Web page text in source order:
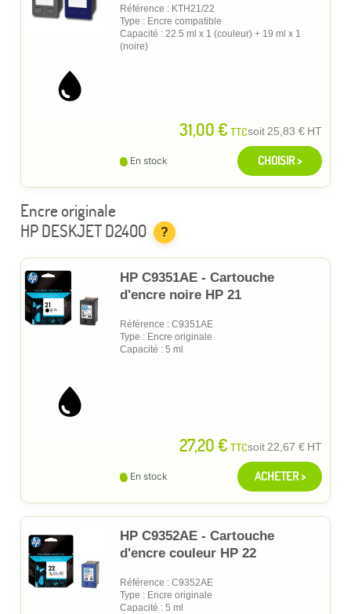
Référence : KTH21/22
Type : Encre compatible
Capacité : 22.5 ml x 1 (couleur) + 19 ml x 1
(noire)
31,00 € TTCsoit25,83 € HT
En stock CHOISIR >
Encre originale
HP DESKJET D2400
?
HP C9351AE - Cartouche
d'encre noire HP 21
Référence : C9351AE
Type : Encre originale
Capacité : 5 ml
27,20 € TTCsoit22,67 € HT
En stock ACHETER >
HP C9352AE - Cartouche
d'encre couleur HP 22
Référence : C9352AE
Type : Encre originale
Capacité : 5 ml